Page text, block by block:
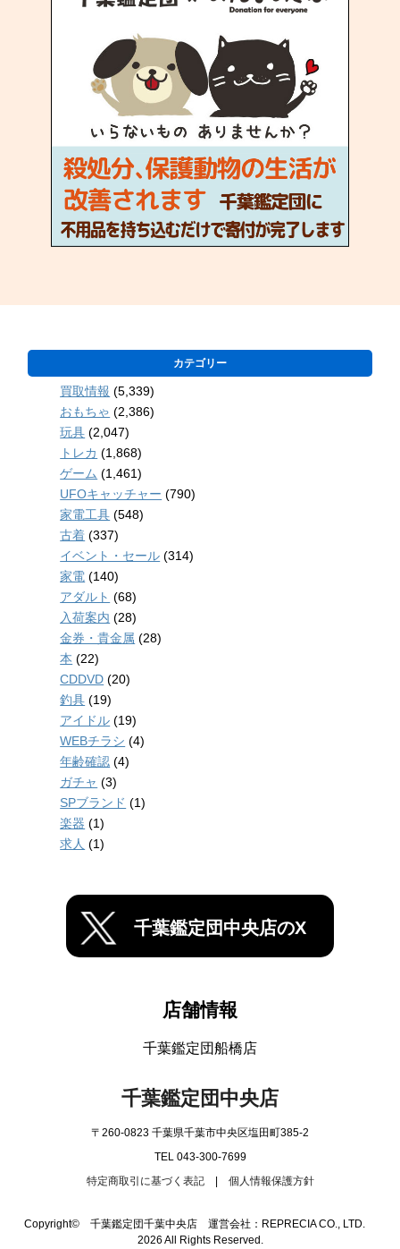
カテゴリー
買取情報 (5,339)
おもちゃ (2,386)
玩具 (2,047)
トレカ (1,868)
ゲーム (1,461)
UFOキャッチャー (790)
家電工具 (548)
古着 (337)
イベント・セール (314)
家電 (140)
アダルト (68)
入荷案内 (28)
金券・貴金属 (28)
本 (22)
CDDVD (20)
釣具 (19)
アイドル (19)
WEBチラシ (4)
年齢確認 (4)
ガチャ (3)
SPブランド (1)
楽器 (1)
求人 (1)
千葉鑑定団中央店のX
店舗情報
千葉鑑定団船橋店
千葉鑑定団中央店
〒260-0823 千葉県千葉市中央区塩田町385-2
TEL 043-300-7699
特定商取引に基づく表記| 個人情報保護方針
Copyright© 千葉鑑定団千葉中央店 運営会社：REPRECIA CO., LTD.
2026 All Rights Reserved.